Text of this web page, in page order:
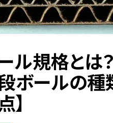
ル規格とは
ボールの種
】